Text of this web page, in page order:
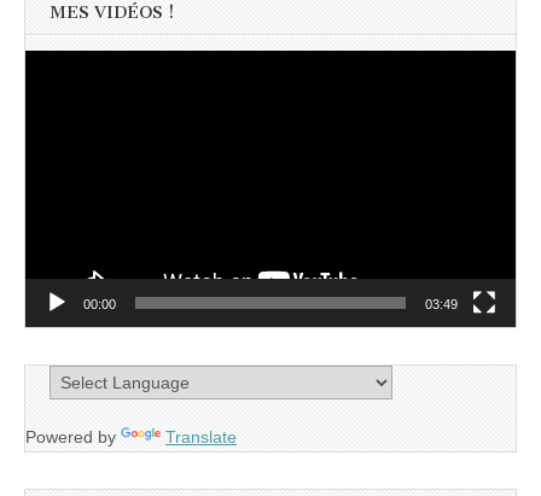
MES VIDÉOS !
00:00 03:49
Powered by Translate